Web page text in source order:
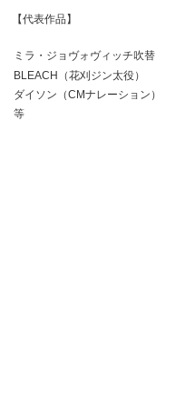
【代表作品】
ミラ・ジョヴォヴィッチ吹替
BLEACH（花刈ジン太役）
ダイソン（CMナレーション）
等